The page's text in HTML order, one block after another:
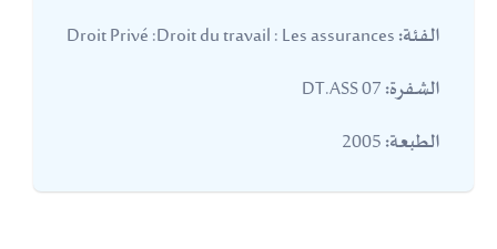
الفئة:
الشفرة:
الطبعة: